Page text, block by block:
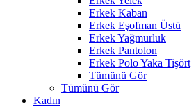
Erkek Kaban
Erkek Eşofman Üstü
Erkek Yağmurluk
Erkek Pantolon
Erkek Polo Yaka Tişört
Tümünü Gör
Tümünü Gör
Kadın